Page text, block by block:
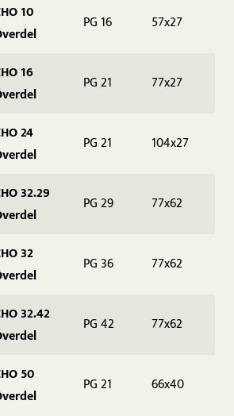
10
PG 16 57x27
16
PG 21 77x27
24
PG 21 104x27
32.29
PG 29 77x62
32
PG 36 77x62
32.42
PG 42 77x62
50
PG 21 66x40